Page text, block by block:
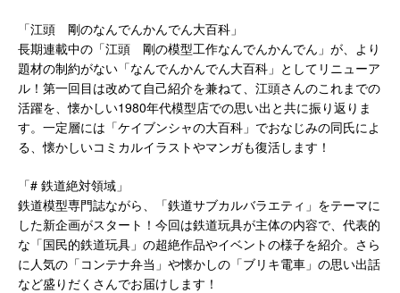
「江頭 剛のなんでんかんでん大百科」
長期連載中の「江頭 剛の模型工作なんでんかんでん」が、より
題材の制約がない「なんでんかんでん大百科」としてリニューア
ル！第一回目は改めて自己紹介を兼ねて、江頭さんのこれまでの
活躍を、懐かしい1980年代模型店での思い出と共に振り返りま
す。一定層には「ケイブンシャの大百科」でおなじみの同氏によ
る、懐かしいコミカルイラストやマンガも復活します！
「# 鉄道絶対領域」
鉄道模型専門誌ながら、「鉄道サブカルバラエティ」をテーマに
した新企画がスタート！今回は鉄道玩具が主体の内容で、代表的
な「国民的鉄道玩具」の超絶作品やイベントの様子を紹介。さら
に人気の「コンテナ弁当」や懐かしの「ブリキ電車」の思い出話
など盛りだくさんでお届けします！